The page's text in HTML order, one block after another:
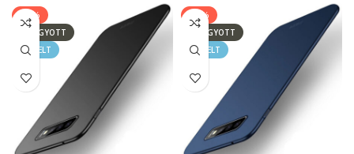
-50%
ELFOGYOTT
KIEMELT
-50%
ELFOGYOTT
KIEMELT